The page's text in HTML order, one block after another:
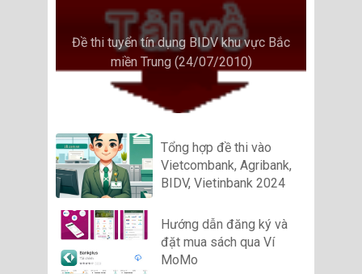
Đề thi tuyển tín dụng BIDV khu vực Bắc
miền Trung (24/07/2010)
Tổng hợp đề thi vào
Vietcombank, Agribank,
BIDV, Vietinbank 2024
Hướng dẫn đăng ký và
đặt mua sách qua Ví
MoMo